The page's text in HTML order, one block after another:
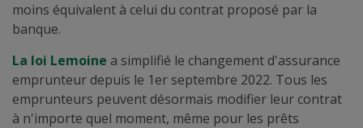
moins équivalent à celui du contrat proposé par la
banque.
La loi Lemoine a simplifié le changement d'assurance
emprunteur depuis le 1er septembre 2022. Tous les
emprunteurs peuvent désormais modifier leur contrat
à n'importe quel moment, même pour les prêts